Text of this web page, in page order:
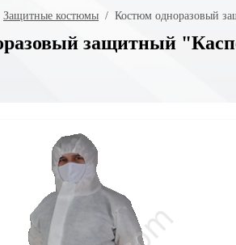
Защитные костюмы
/  Костюм одноразовый
защитный